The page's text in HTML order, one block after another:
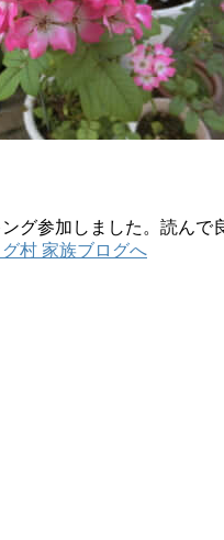
グ参加しました。読んで